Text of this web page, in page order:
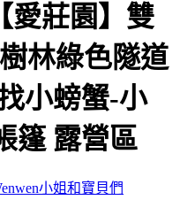
愛莊園】雙
林綠色隧道
小螃蟹-小
篷 露營區
小姐和寶貝們